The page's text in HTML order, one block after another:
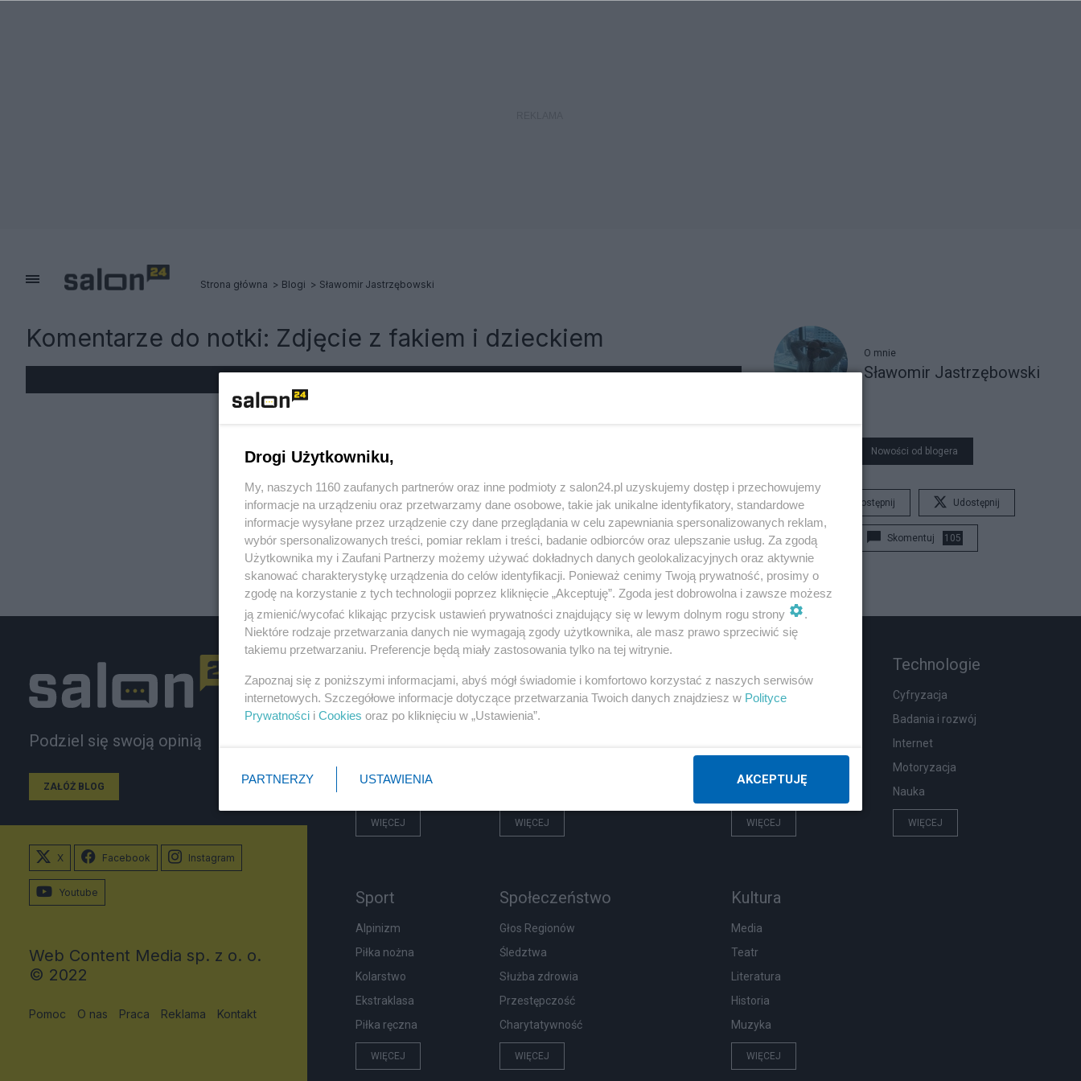
Strona główna Blogi Sławomir Jastrzębowski
Komentarze do notki: Zdjęcie z fakiem i dzieckiem
O mnie
Sławomir Jastrzębowski
Nowości od blogera
Udostępnij Udostępnij
Skomentuj 105
Podziel się swoją opinią
ZAŁÓŻ BLOG
PiS
Rząd
WIĘCEJ
Biznes
Pieniądze
WIĘCEJ
Wypadki
WIĘCEJ
Technologie
Cyfryzacja
Badania i rozwój
Internet
Motoryzacja
Nauka
WIĘCEJ
Sport
Alpinizm
Piłka nożna
Kolarstwo
Ekstraklasa
Piłka ręczna
WIĘCEJ
Społeczeństwo
Głos Regionów
Śledztwa
Służba zdrowia
Przestępczość
Charytatywność
WIĘCEJ
Kultura
Media
Teatr
Literatura
Historia
Muzyka
WIĘCEJ
X Facebook Instagram
Youtube
Web Content Media sp. z o. o.
© 2022
Pomoc O nas Praca Reklama Kontakt
Drogi Użytkowniku,
My, naszych 1160 zaufanych partnerów oraz inne podmioty z salon24.pl uzyskujemy dostęp i przechowujemy
informacje na urządzeniu oraz przetwarzamy dane osobowe, takie jak unikalne identyfikatory, standardowe
informacje wysyłane przez urządzenie czy dane przeglądania w celu zapewniania spersonalizowanych reklam,
wybór spersonalizowanych treści, pomiar reklam i treści, badanie odbiorców oraz ulepszanie usług. Za zgodą
Użytkownika my i Zaufani Partnerzy możemy używać dokładnych danych geolokalizacyjnych oraz aktywnie
skanować charakterystykę urządzenia do celów identyfikacji. Ponieważ cenimy Twoją prywatność, prosimy o
zgodę na korzystanie z tych technologii poprzez kliknięcie „Akceptuję”. Zgoda jest dobrowolna i zawsze możesz
ją zmienić/wycofać klikając przycisk ustawień prywatności znajdujący się w lewym dolnym rogu strony
.
Niektóre rodzaje przetwarzania danych nie wymagają zgody użytkownika, ale masz prawo sprzeciwić się
takiemu przetwarzaniu. Preferencje będą miały zastosowania tylko na tej witrynie.
Zapoznaj się z poniższymi informacjami, abyś mógł świadomie i komfortowo korzystać z naszych serwisów
internetowych. Szczegółowe informacje dotyczące przetwarzania Twoich danych znajdziesz w Polityce
Prywatności i Cookies oraz po kliknięciu w „Ustawienia”.
PARTNERZY USTAWIENIA AKCEPTUJĘ